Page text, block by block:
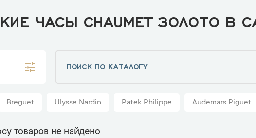
ЧАСЫ CHAUMET ЗОЛОТО В
Breguet Ulysse Nardin Patek Philippe Audemars Piguet
товаров не найдено